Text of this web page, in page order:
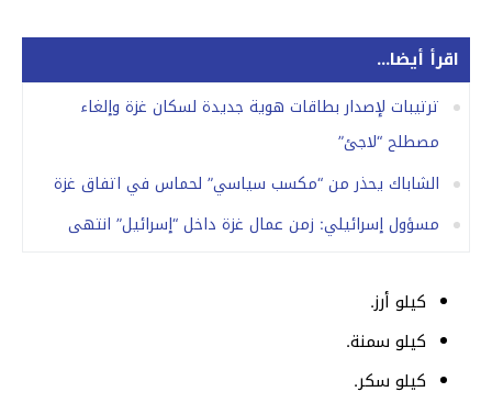
اقرأ أيضا...
ترتيبات لإصدار بطاقات هوية جديدة لسكان غزة وإلغاء
مصطلح “لاجئ”
الشاباك يحذر من “مكسب سياسي” لحماس في اتفاق غزة
مسؤول إسرائيلي: زمن عمال غزة داخل “إسرائيل” انتهى
كيلو أرز.
كيلو سمنة.
كيلو سكر.